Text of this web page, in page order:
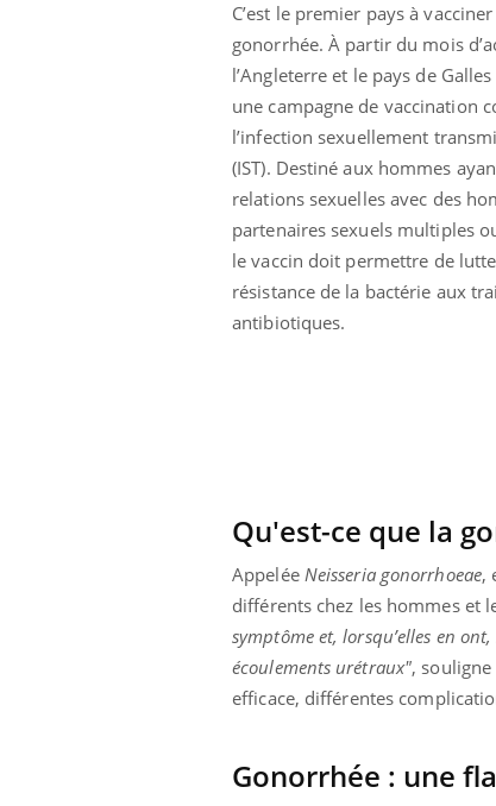
C’est le premier pays à
gonorrhée. À partir du mois
l’Angleterre et le pays de
une campagne de vaccination
l’infection sexuellement
(IST). Destiné aux hommes
relations sexuelles avec des
partenaires sexuels multiples
le vaccin doit permettre de
résistance de la bactérie aux
antibiotiques.
Qu'est-ce que la
Appelée Neisseria gonorrhoeae,
différents chez les hommes et
symptôme et, lorsqu’elles en
écoulements urétraux", souligne
efficace, différentes
Gonorrhée : une
Chikungunya, dengue,
West Nile : que se passe-
t-il dans le sud de la
France ?
Les médicaments GLP-1
protègent-ils aussi les os
Cytomégalovirus : ce qui
charge des femmes